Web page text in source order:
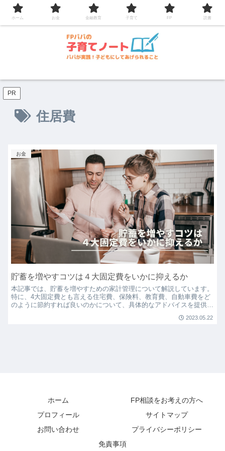
コンテンツへスキップ
PR
住居費
お金
貯蓄を増やすコツは４大固定費をいかに抑えるか
本記事では、貯蓄を増やすための家計管理について解説しています。
特に、4大固定費とも言える住宅費、保険料、教育費、自動車費をど
のように節約すれば良いのかについて、具体的なアドバイスを提供し
2023.05.22
ホーム
FP相談をお考えの方へ
プロフィール
サイトマップ
お問い合わせ
プライバシーポリシー
免責事項
ホーム お金 金融教育 子育て FP 読書